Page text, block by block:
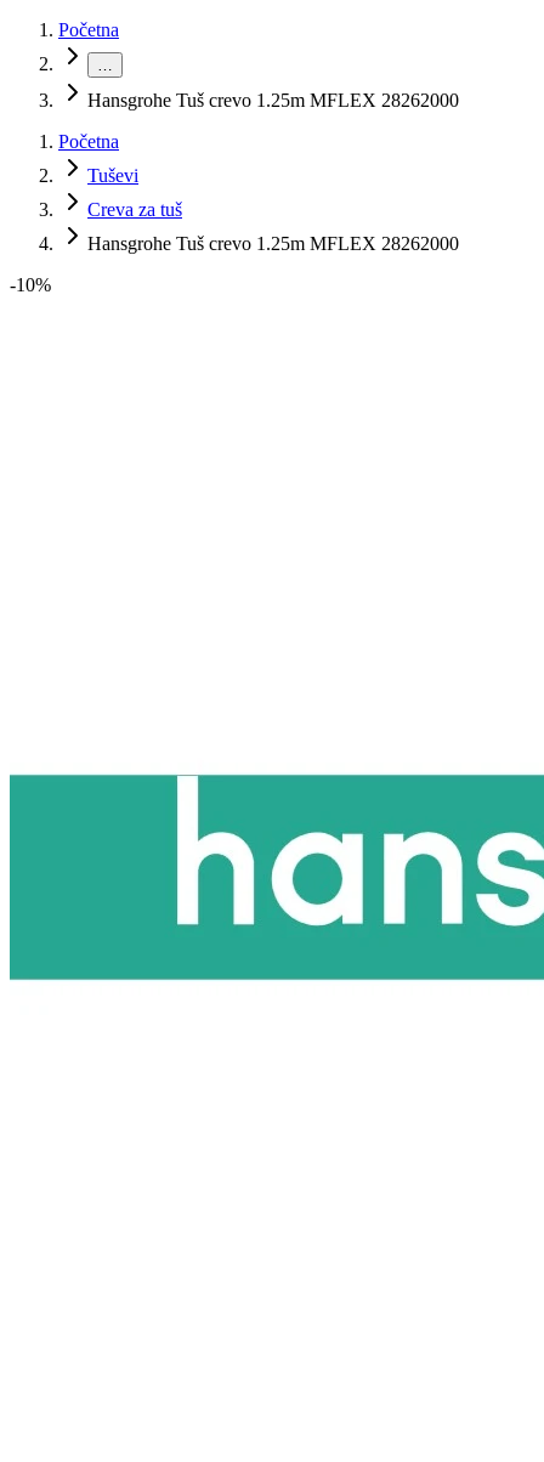
Početna
…
Hansgrohe Tuš crevo 1.25m MFLEX 28262000
Početna
Tuševi
Creva za tuš
Hansgrohe Tuš crevo 1.25m MFLEX 28262000
-10%